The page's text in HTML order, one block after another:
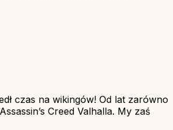
czas na wikingów! Od lat zarówno
Creed Valhalla. My zaś